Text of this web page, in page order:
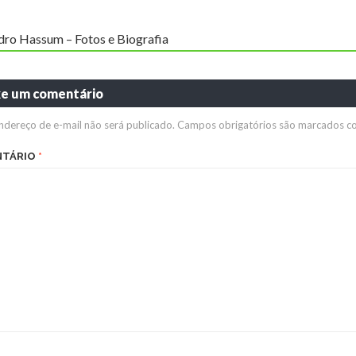
Hassum – Fotos e Biografia
um comentário
de e-mail não será publicado. Campos obrigatórios são marcados
*